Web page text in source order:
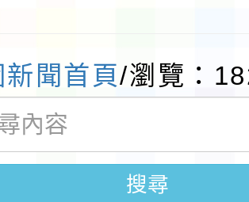
8月22日(星期六
市孔廟祈福系列
慧啟航」
桃園藝術巡演
國立東華大學辦理
新聞首頁/瀏覽：
搜尋